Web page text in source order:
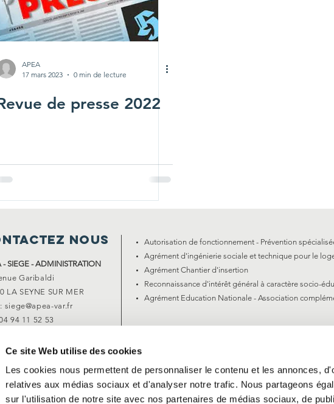
Ce site Web utilise des cookies
Les cookies nous permettent de personnaliser le contenu et les annonces,
relatives aux médias sociaux et d'analyser notre trafic. Nous partageons
sur l'utilisation de notre site avec nos partenaires de médias sociaux, de
APEA
17 mars 2023
0 min de lecture
de presse 2022
NOUS
- SIEGE - ADMINISTRATION
Garibaldi
LA SEYNE SUR MER
siege@apea-var.fr
94 11 52 53
Autorisation de fonctionnement - Prévention
Agrément d'ingénierie sociale et technique pour le
Agrément Chantier d'insertion
Reconnaissance d'intérêt général à caractère socio-
Agrément Education Nationale - Association